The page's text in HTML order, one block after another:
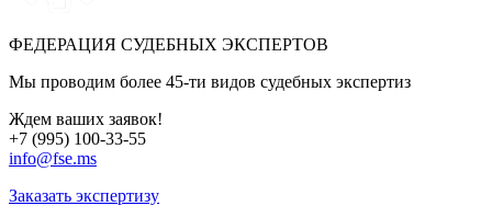
ФЕДЕРАЦИЯ СУДЕБНЫХ ЭКСПЕРТОВ
Мы проводим более 45-ти видов судебных экспертиз
Ждем ваших заявок!
+7 (995) 100-33-55
info@fse.ms
Заказать экспертизу